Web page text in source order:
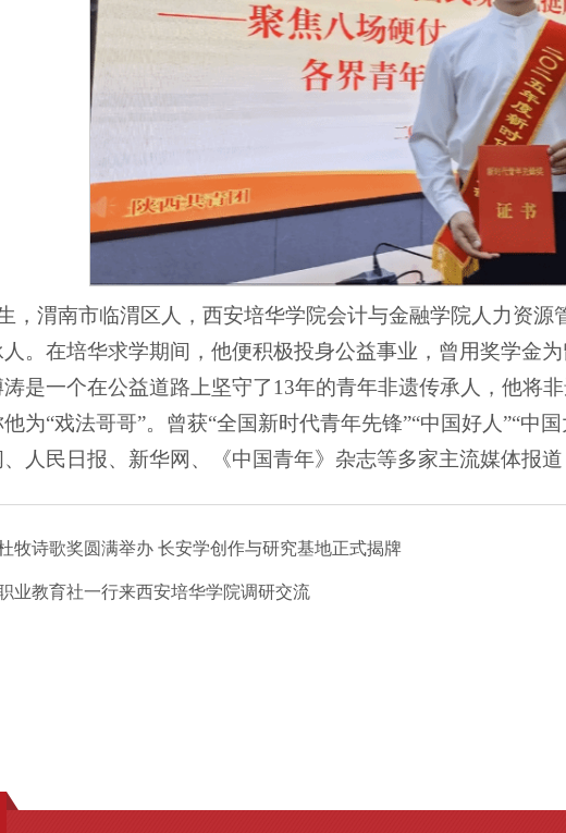
，渭南市临渭区人，西安培华学院会计与金融学院人力资
。在培华求学期间，他便积极投身公益事业，曾用奖学金
是一个在公益道路上坚守了13年的青年非遗传承人，他将
为“戏法哥哥”。曾获“全国新时代青年先锋”“中国好人”“中
人民日报、新华网、《中国青年》杂志等多家主流媒体报道
牧诗歌奖圆满举办 长安学创作与研究基地正式揭牌
业教育社一行来西安培华学院调研交流